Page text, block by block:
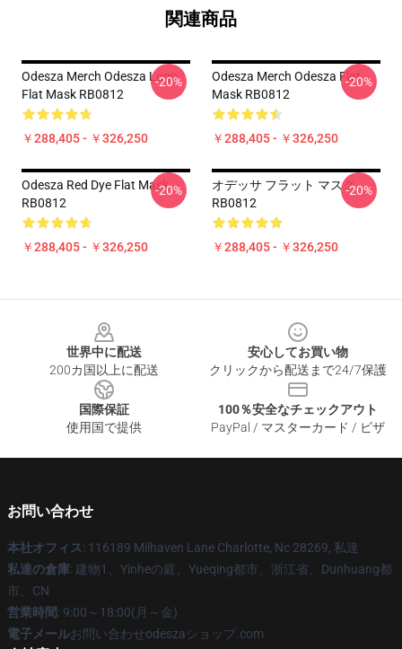
関連商品
Odesza Merch Odesza Logo
Flat Mask RB0812
￥288,405 - ￥326,250
-20%
Odesza Merch Odesza Flat
Mask RB0812
￥288,405 - ￥326,250
-20%
Odesza Red Dye Flat Mask
RB0812
￥288,405 - ￥326,250
-20%
オデッサ フラット マスク
RB0812
￥288,405 - ￥326,250
-20%
世界中に配送
200カ国以上に配送
安心してお買い物
クリックから配送まで24/7保護
国際保証
使用国で提供
100％安全なチェックアウト
PayPal / マスターカード / ビザ
お問い合わせ
本社オフィス: 116189 Milhaven Lane Charlotte, Nc 28269, 私達
私達の倉庫: 建物1、Yinheの庭、Yueqing都市、浙江省、Dunhuang都
市、CN
営業時間: 9:00～18:00(月～金)
電子メールお問い合わせodeszaショップ.com